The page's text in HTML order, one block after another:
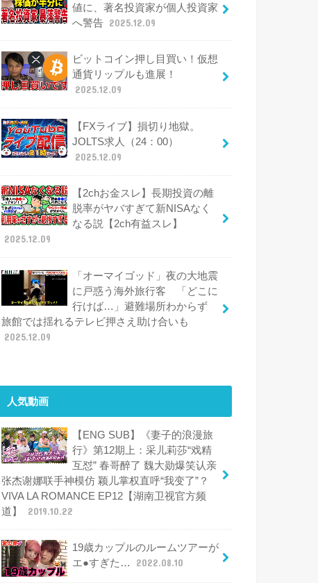
値に、著名投資家が個人投資家
へ警告 2025.12.09
ビットコイン押し目買い！仮想
通貨リップルも進展！
2025.12.09
【FXライブ】損切り地獄。
JOLTS求人（24：00）
2025.12.09
【2chお金スレ】長期投資の離
脱率がヤバすぎて新NISAなく
なる説【2ch有益スレ】
2025.12.09
「オーマイゴッド」夜の大地震
に戸惑う海外旅行客 「どこに
行けば…」避難場所わからず
旅館では揺れるテレビ押さえ助け合いも
2025.12.09
人気動画
【ENG SUB】《妻子的浪漫旅
行》第12期上：采儿莉莎“戏精
互怼” 春哥醉了 魏大勋爆笑认亲
张杰谢娜联手神模仿 颖儿掌权直呼“我变了”？
VIVA LA ROMANCE EP12【湖南卫视官方频
道】
2019.10.22
19歳カップルのルームツアーが
エ●すぎた…
2022.08.10